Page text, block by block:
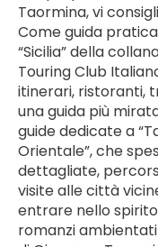
Taormina, vi
Come guida
“Sicilia” della
Touring Club
itinerari, ristoranti,
una guida più
guide dedicate a
Orientale”, che
dettagliate,
visite alle città
entrare nello
romanzi ambientati